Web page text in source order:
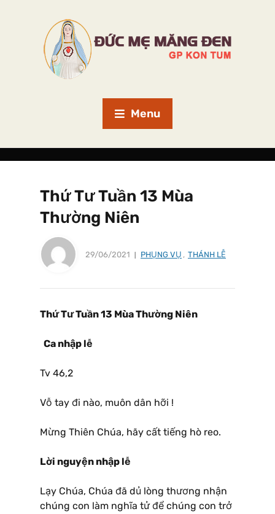
Menu
Thứ Tư Tuần 13 Mùa
Thường Niên
29/06/2021 PHỤNG VỤ , THÁNH LỄ
Thứ Tư Tuần 13 Mùa Thường Niên
Ca nhập lễ
Tv 46,2
Vỗ tay đi nào, muôn dân hỡi !
Mừng Thiên Chúa, hãy cất tiếng hò reo.
Lời nguyện nhập lễ
Lạy Chúa, Chúa đã dủ lòng thương nhận
chúng con làm nghĩa tử để chúng con trở